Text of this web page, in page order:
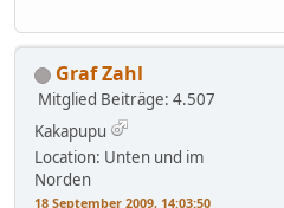
Graf Zahl
Mitglied Beiträge: 4.507
Kakapupu
Location: Unten und im
Norden
18 September 2009, 14:03:50